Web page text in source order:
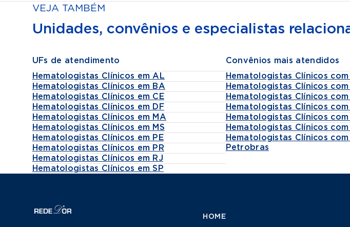
VEJA TAMBÉM
Unidades, convênios e especialistas
UFs de atendimento
Hematologistas Clínicos em AL
Hematologistas Clínicos em BA
Hematologistas Clínicos em CE
Hematologistas Clínicos em DF
Hematologistas Clínicos em MA
Hematologistas Clínicos em MS
Hematologistas Clínicos em PE
Hematologistas Clínicos em PR
Hematologistas Clínicos em RJ
Hematologistas Clínicos em SP
Convênios mais atendidos
Hematologistas Clínicos
Hematologistas Clínicos
Hematologistas Clínicos
Hematologistas Clínicos
Hematologistas Clínicos
Hematologistas Clínicos
Hematologistas Clínicos com
Petrobras
HOME